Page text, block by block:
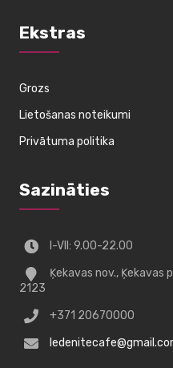
Ekstras
Grozs
Lietošanas noteikumi
Privātuma politika
Sazināties
I-VII: 9.00-22.00
Ķekavas nov., Ķekavas
2123
+371 20670000